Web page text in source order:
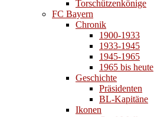
Torschützenkönige
FC Bayern
Chronik
1900-1933
1933-1945
1945-1965
1965 bis heute
Geschichte
Präsidenten
BL-Kapitäne
Ikonen